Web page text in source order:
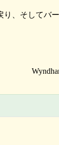
り、そしてバ